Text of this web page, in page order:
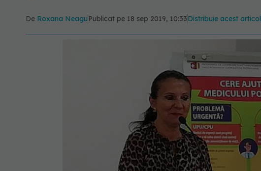
De Roxana Neagu Publicat pe 18 sep 2019, 10:33Distribuie acest articol